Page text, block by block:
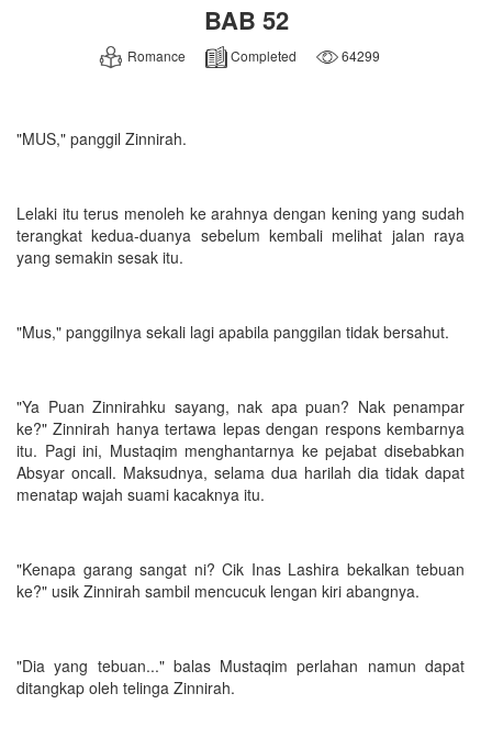
BAB 52
Romance Completed 64299
"MUS," panggil Zinnirah.
Lelaki itu terus menoleh ke arahnya dengan kening yang sudah
terangkat kedua-duanya sebelum kembali melihat jalan raya
yang semakin sesak itu.
"Mus," panggilnya sekali lagi apabila panggilan tidak bersahut.
"Ya Puan Zinnirahku sayang, nak apa puan? Nak penampar
ke?" Zinnirah hanya tertawa lepas dengan respons kembarnya
itu. Pagi ini, Mustaqim menghantarnya ke pejabat disebabkan
Absyar oncall. Maksudnya, selama dua harilah dia tidak dapat
menatap wajah suami kacaknya itu.
"Kenapa garang sangat ni? Cik Inas Lashira bekalkan tebuan
ke?" usik Zinnirah sambil mencucuk lengan kiri abangnya.
"Dia yang tebuan..." balas Mustaqim perlahan namun dapat
ditangkap oleh telinga Zinnirah.